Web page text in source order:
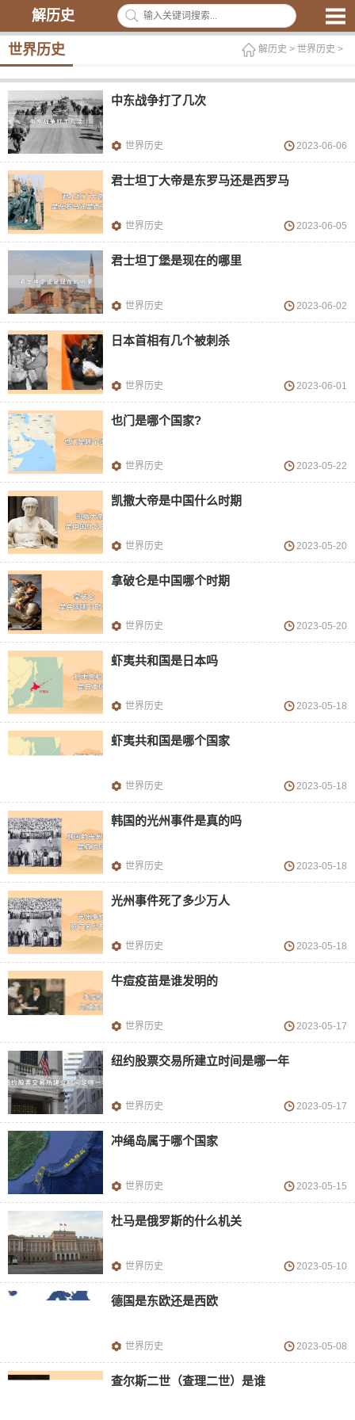
解历史
世界历史 解历史 > 世界历史 >
中东战争打了几次
世界历史 2023-06-06
君士坦丁大帝是东罗马还是西罗马
世界历史 2023-06-05
君士坦丁堡是现在的哪里
世界历史 2023-06-02
日本首相有几个被刺杀
世界历史 2023-06-01
也门是哪个国家?
世界历史 2023-05-22
凯撒大帝是中国什么时期
世界历史 2023-05-20
拿破仑是中国哪个时期
世界历史 2023-05-20
虾夷共和国是日本吗
世界历史 2023-05-18
虾夷共和国是哪个国家
世界历史 2023-05-18
韩国的光州事件是真的吗
世界历史 2023-05-18
光州事件死了多少万人
世界历史 2023-05-18
牛痘疫苗是谁发明的
世界历史 2023-05-17
纽约股票交易所建立时间是哪一年
世界历史 2023-05-17
冲绳岛属于哪个国家
世界历史 2023-05-15
杜马是俄罗斯的什么机关
世界历史 2023-05-10
德国是东欧还是西欧
世界历史 2023-05-08
查尔斯二世（查理二世）是谁